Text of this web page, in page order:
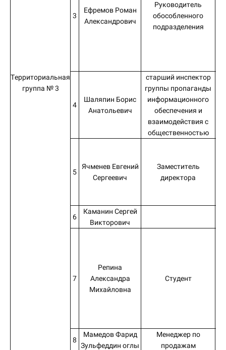
Территориальная
группа № 3
3
Ефремов Роман
Александрович
Руководитель
обособленного
подразделения
4
Шаляпин Борис
Анатольевич
старший инспектор
группы пропаганды
информационного
обеспечения и
взаимодействия с
общественностью
5
Ячменев Евгений
Сергеевич
Заместитель
директора
6
Каманин Сергей
Викторович
7
Репина
Александра
Михайловна
Студент
8
Мамедов Фарид
Зульфеддин оглы
Менеджер по
продажам